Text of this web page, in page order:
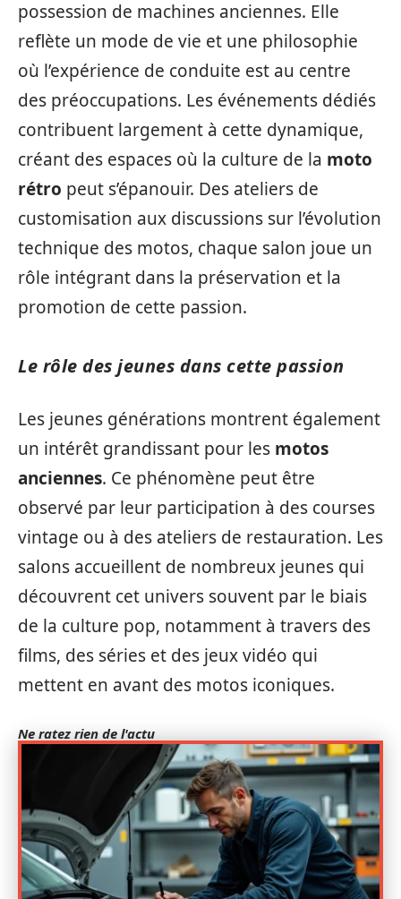
possession de machines anciennes. Elle
reflète un mode de vie et une philosophie
où l’expérience de conduite est au centre
des préoccupations. Les événements dédiés
contribuent largement à cette dynamique,
créant des espaces où la culture de la moto
rétro peut s’épanouir. Des ateliers de
customisation aux discussions sur l’évolution
technique des motos, chaque salon joue un
rôle intégrant dans la préservation et la
promotion de cette passion.
Le rôle des jeunes dans cette passion
Les jeunes générations montrent également
un intérêt grandissant pour les motos
anciennes. Ce phénomène peut être
observé par leur participation à des courses
vintage ou à des ateliers de restauration. Les
salons accueillent de nombreux jeunes qui
découvrent cet univers souvent par le biais
de la culture pop, notamment à travers des
films, des séries et des jeux vidéo qui
mettent en avant des motos iconiques.
Ne ratez rien de l'actu